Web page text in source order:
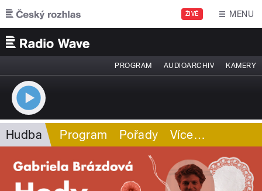
Přejít k hlavnímu obsahu
ŽIVĚ MENU
PROGRAM AUDIOARCHIV KAMERY
Hudba Program Pořady Více…